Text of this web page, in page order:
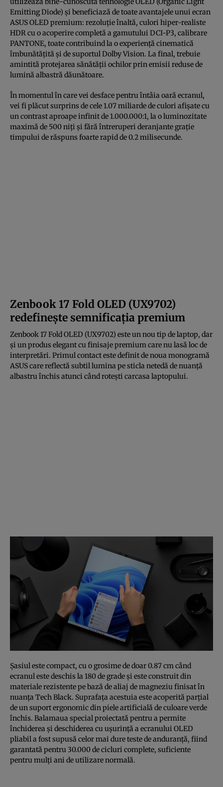
Emitting Diode) și beneficiază de toate avantajele unui ecran
ASUS OLED premium: rezoluție înaltă, culori hiper-realiste
HDR cu o acoperire completă a gamutului DCI-P3, calibrare
PANTONE, toate contribuind la o experiență cinematică
îmbunătățită și de suportul Dolby Vision. La final, trebuie
amintită protejarea sănătății ochilor prin emisii reduse de
lumină albastră dăunătoare.
În momentul în care vei desface pentru întâia oară ecranul,
vei fi plăcut surprins de cele 1.07 miliarde de culori afișate cu
un contrast aproape infinit de 1.000.000:1, la o luminozitate
maximă de 500 niți și fără întreruperi deranjante grație
timpului de răspuns foarte rapid de 0.2 milisecunde.
Zenbook 17 Fold OLED (UX9702)
redefinește semnificația premium
Zenbook 17 Fold OLED (UX9702) este un nou tip de laptop, dar
și un produs elegant cu finisaje premium care nu lasă loc de
interpretări. Primul contact este definit de noua monogramă
ASUS care reflectă subtil lumina pe sticla netedă de nuanță
albastru închis atunci când rotești carcasa laptopului.
Șasiul este compact, cu o grosime de doar 0.87 cm când
ecranul este deschis la 180 de grade și este construit din
materiale rezistente pe bază de aliaj de magneziu finisat în
nuanța Tech Black. Suprafața acestuia este acoperită parțial
de un suport ergonomic din piele artificială de culoare verde
închis. Balamaua special proiectată pentru a permite
închiderea și deschiderea cu ușurință a ecranului OLED
pliabil a fost supusă celor mai dure teste de anduranță, fiind
garantată pentru 30.000 de cicluri complete, suficiente
pentru mulți ani de utilizare normală.